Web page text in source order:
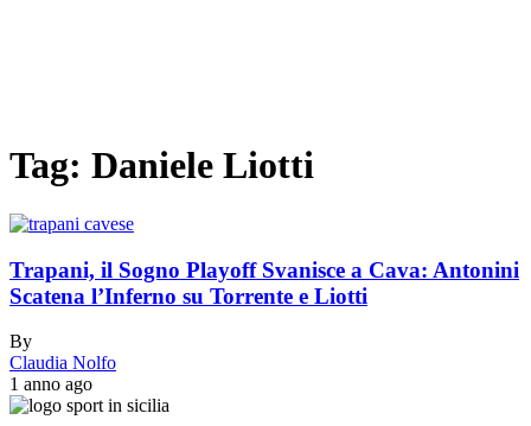
Tag: Daniele Liotti
Trapani, il Sogno Playoff Svanisce a Cava: Antonini
Scatena l’Inferno su Torrente e Liotti
By
Claudia Nolfo
1 anno ago